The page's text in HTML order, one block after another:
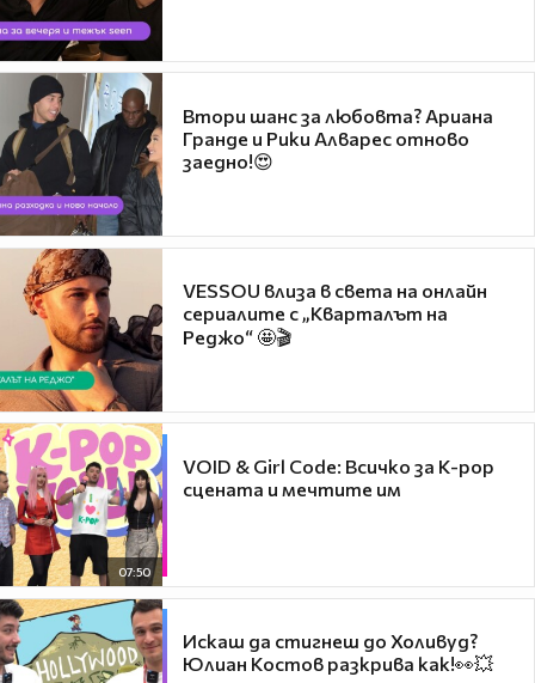
Втори шанс за любовта? Ариана
Гранде и Рики Алварес отново
заедно!😍
VESSOU влиза в света на онлайн
сериалите с „Кварталът на
Реджо“ 🤩🎬
07:50
VOID & Girl Code: Всичко за K-pop
сцената и мечтите им
Искаш да стигнеш до Холивуд?
Юлиан Костов разкрива как!👀💥